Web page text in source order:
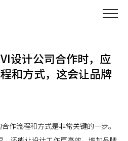
设计公司合作时，应
和方式，这会让品牌
作流程和方式是非常关键的一步。